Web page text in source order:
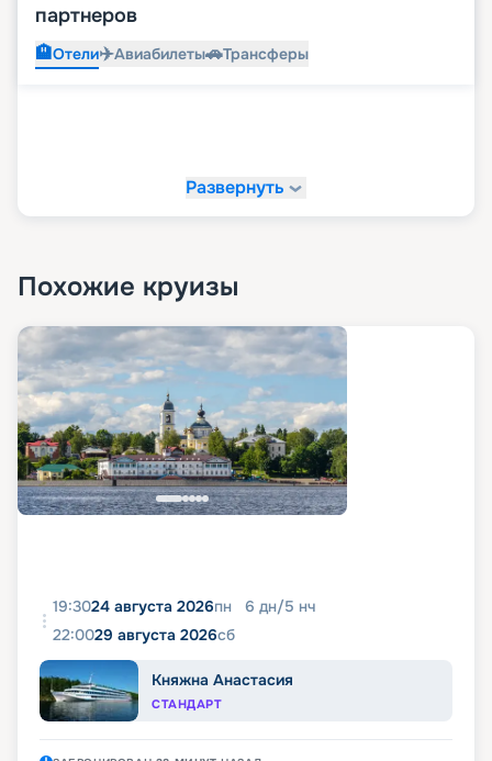
партнеров
🏨Отели✈️Авиабилеты🚗Трансферы
Развернуть
Похожие круизы
19:3024 августа 2026пн 6 дн/5 нч
22:0029 августа 2026сб
Княжна Анастасия
СТАНДАРТ